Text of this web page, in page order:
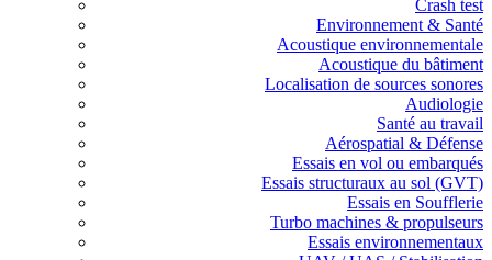
Crash test
Environnement & Santé
Acoustique environnementale
Acoustique du bâtiment
Localisation de sources sonores
Audiologie
Santé au travail
Aérospatial & Défense
Essais en vol ou embarqués
Essais structuraux au sol (GVT)
Essais en Soufflerie
Turbo machines & propulseurs
Essais environnementaux